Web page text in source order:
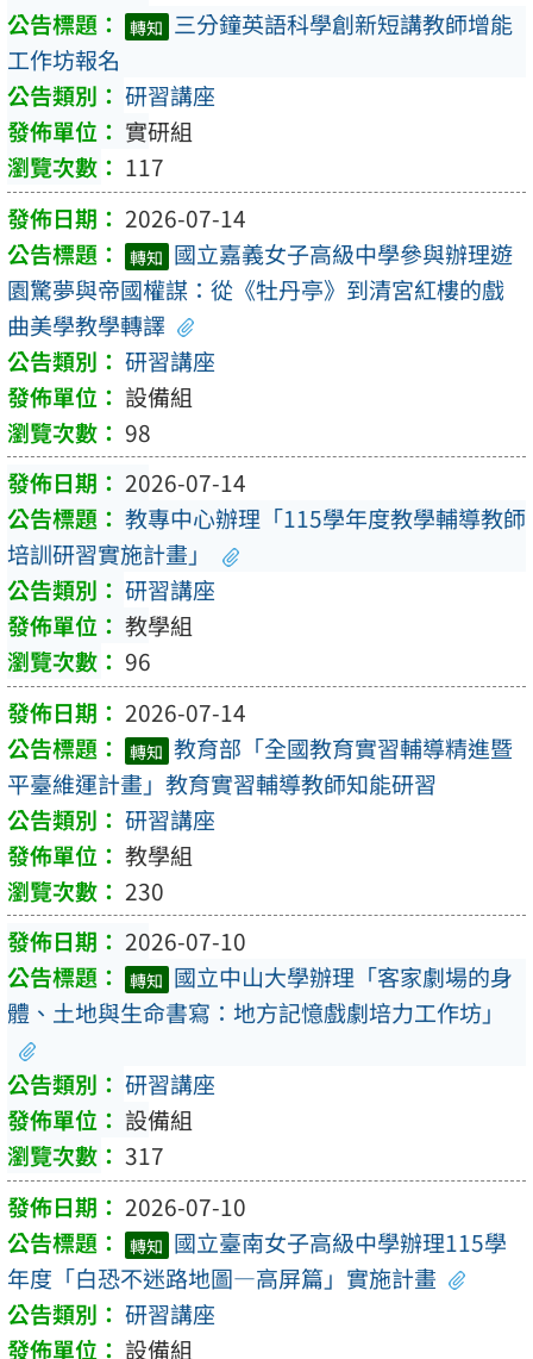
轉知 三分鐘英語科學創新短講教師增能
工作坊報名
研習講座
實研組
117
2026-07-14
轉知 國立嘉義女子高級中學參與辦理遊
園驚夢與帝國權謀：從《牡丹亭》到清宮紅樓的戲
曲美學教學轉譯
研習講座
設備組
98
2026-07-14
教專中心辦理「115學年度教學輔導教師
培訓研習實施計畫」
研習講座
教學組
96
2026-07-14
轉知 教育部「全國教育實習輔導精進暨
平臺維運計畫」教育實習輔導教師知能研習
研習講座
教學組
230
2026-07-10
轉知 國立中山大學辦理「客家劇場的身
體、土地與生命書寫：地方記憶戲劇培力工作坊」
研習講座
設備組
317
2026-07-10
轉知 國立臺南女子高級中學辦理115學
年度「白恐不迷路地圖—高屏篇」實施計畫
研習講座
設備組